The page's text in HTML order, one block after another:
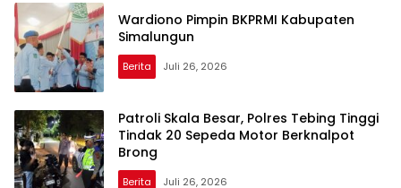
Wardiono Pimpin BKPRMI Kabupaten
Simalungun
Berita Juli 26, 2026
Patroli Skala Besar, Polres Tebing Tinggi
Tindak 20 Sepeda Motor Berknalpot
Brong
Berita Juli 26, 2026